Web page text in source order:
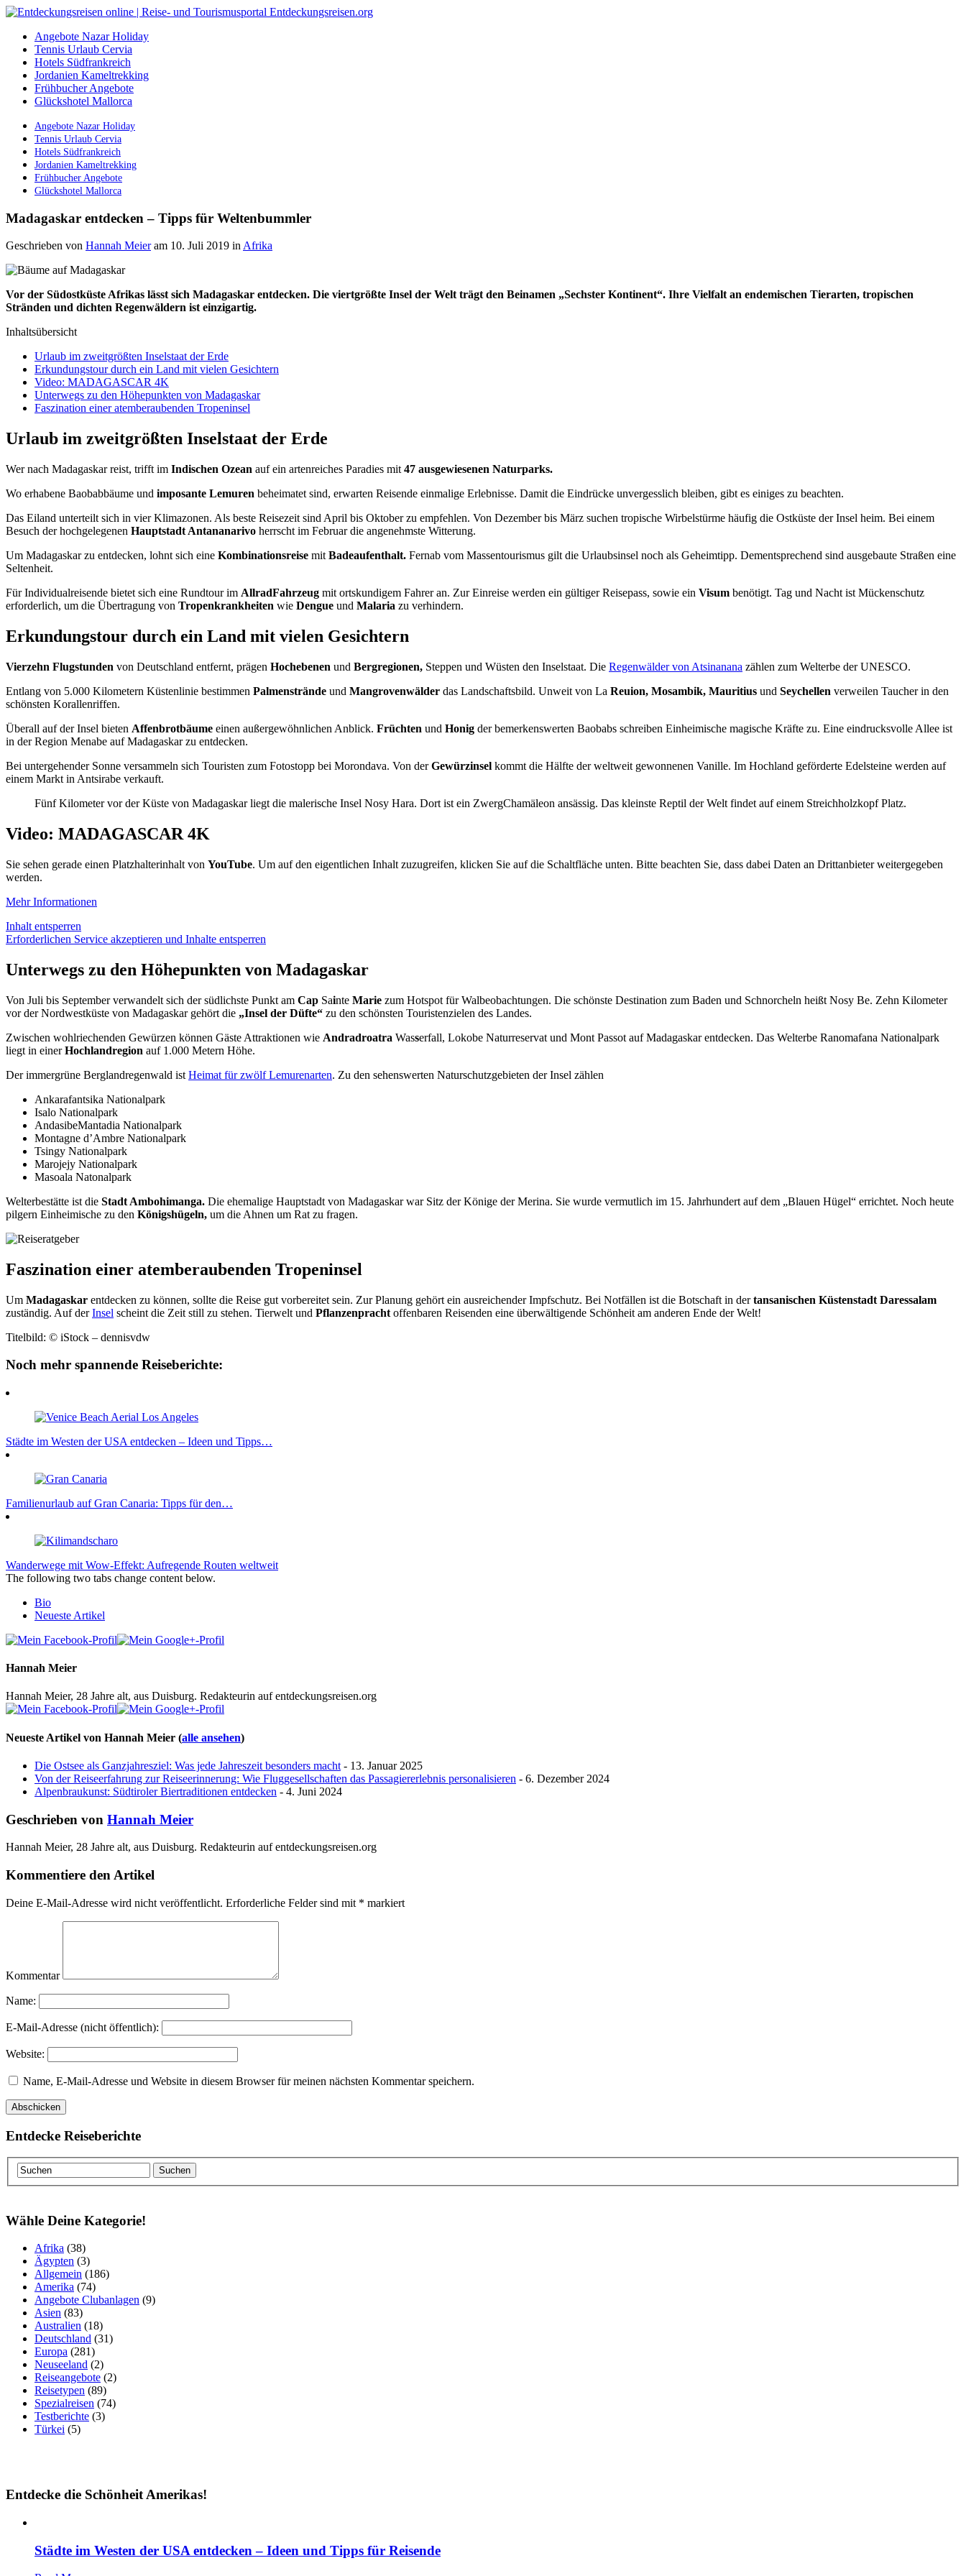
Angebote Nazar Holiday
Tennis Urlaub Cervia
Hotels Südfrankreich
Jordanien Kameltrekking
Frühbucher Angebote
Glückshotel Mallorca
Angebote Nazar Holiday
Tennis Urlaub Cervia
Hotels Südfrankreich
Jordanien Kameltrekking
Frühbucher Angebote
Glückshotel Mallorca
Madagaskar entdecken – Tipps für Weltenbummler
Geschrieben von Hannah Meier am 10. Juli 2019 inAfrika
Vor der Südostküste Afrikas lässt sich Madagaskar entdecken. Die viertgrößte Insel der Welt trägt den Beinamen „Sechster Kontinent“. Ihre Vielfalt an endemischen Tierarten, tropischen
Stränden und dichten Regenwäldern ist einzigartig.
Inhaltsübersicht
Urlaub im zweitgrößten Inselstaat der Erde
Erkundungstour durch ein Land mit vielen Gesichtern
Video: MADAGASCAR 4K
Unterwegs zu den Höhepunkten von Madagaskar
Faszination einer atemberaubenden Tropeninsel
Urlaub im zweitgrößten Inselstaat der Erde
Wer nach Madagaskar reist, trifft im Indischen Ozean auf ein artenreiches Paradies mit 47 ausgewiesenen Naturparks.
Wo erhabene Baobabbäume und imposante Lemuren beheimatet sind, erwarten Reisende einmalige Erlebnisse. Damit die Eindrücke unvergesslich bleiben, gibt es einiges zu beachten.
Das Eiland unterteilt sich in vier Klimazonen. Als beste Reisezeit sind April bis Oktober zu empfehlen. Von Dezember bis März suchen tropische Wirbelstürme häufig die Ostküste der Insel heim. Bei einem
Besuch der hochgelegenen Hauptstadt Antananarivo herrscht im Februar die angenehmste Witterung.
Um Madagaskar zu entdecken, lohnt sich eine Kombinationsreise mit Badeaufenthalt. Fernab vom Massentourismus gilt die Urlaubsinsel noch als Geheimtipp. Dementsprechend sind ausgebaute Straßen eine
Seltenheit.
Für Individualreisende bietet sich eine Rundtour im AllradFahrzeug mit ortskundigem Fahrer an. Zur Einreise werden ein gültiger Reisepass, sowie ein Visum benötigt. Tag und Nacht ist Mückenschutz
erforderlich, um die Übertragung von Tropenkrankheiten wie Dengue und Malaria zu verhindern.
Erkundungstour durch ein Land mit vielen Gesichtern
Vierzehn Flugstunden von Deutschland entfernt, prägen Hochebenen und Bergregionen, Steppen und Wüsten den Inselstaat. Die Regenwälder von Atsinanana zählen zum Welterbe der UNESCO.
Entlang von 5.000 Kilometern Küstenlinie bestimmen Palmenstrände und Mangrovenwälder das Landschaftsbild. Unweit von La Reuion, Mosambik, Mauritius und Seychellen verweilen Taucher in den
schönsten Korallenriffen.
Überall auf der Insel bieten Affenbrotbäume einen außergewöhnlichen Anblick. Früchten und Honig der bemerkenswerten Baobabs schreiben Einheimische magische Kräfte zu. Eine eindrucksvolle Allee ist
in der Region Menabe auf Madagaskar zu entdecken.
Bei untergehender Sonne versammeln sich Touristen zum Fotostopp bei Morondava. Von derGewürzinsel kommt die Hälfte der weltweit gewonnenen Vanille. Im Hochland geförderte Edelsteine werden auf
einem Markt in Antsirabe verkauft.
Fünf Kilometer vor der Küste von Madagaskar liegt die malerische Insel Nosy Hara. Dort ist ein ZwergChamäleon ansässig. Das kleinste Reptil der Welt findet auf einem Streichholzkopf Platz.
Video: MADAGASCAR 4K
Sie sehen gerade einen Platzhalterinhalt von YouTube. Um auf den eigentlichen Inhalt zuzugreifen, klicken Sie auf die Schaltfläche unten. Bitte beachten Sie, dass dabei Daten an Drittanbieter weitergegeben
werden.
Mehr Informationen
Inhalt entsperren
Erforderlichen Service akzeptieren und Inhalte entsperren
Unterwegs zu den Höhepunkten von Madagaskar
Von Juli bis September verwandelt sich der südlichste Punkt am Cap Sainte Marie zum Hotspot für Walbeobachtungen. Die schönste Destination zum Baden und Schnorcheln heißt Nosy Be. Zehn Kilometer
vor der Nordwestküste von Madagaskar gehört die „Insel der Düfte“ zu den schönsten Touristenzielen des Landes.
Zwischen wohlriechenden Gewürzen können Gäste Attraktionen wie Andradroatra Wasserfall, Lokobe Naturreservat und Mont Passot auf Madagaskar entdecken. Das Welterbe Ranomafana Nationalpark
liegt in einerHochlandregion auf 1.000 Metern Höhe.
Der immergrüne Berglandregenwald ist Heimat für zwölf Lemurenarten. Zu den sehenswerten Naturschutzgebieten der Insel zählen
Ankarafantsika Nationalpark
Isalo Nationalpark
AndasibeMantadia Nationalpark
Montagne d’Ambre Nationalpark
Tsingy Nationalpark
Marojejy Nationalpark
Masoala Natonalpark
Welterbestätte ist die Stadt Ambohimanga. Die ehemalige Hauptstadt von Madagaskar war Sitz der Könige der Merina. Sie wurde vermutlich im 15. Jahrhundert auf dem „Blauen Hügel“ errichtet. Noch heute
pilgern Einheimische zu den Königshügeln, um die Ahnen um Rat zu fragen.
Faszination einer atemberaubenden Tropeninsel
Um Madagaskar entdecken zu können, sollte die Reise gut vorbereitet sein. Zur Planung gehört ein ausreichender Impfschutz. Bei Notfällen ist die Botschaft in dertansanischen Küstenstadt Daressalam
zuständig. Auf derInsel scheint die Zeit still zu stehen. Tierwelt und Pflanzenpracht offenbaren Reisenden eine überwältigende Schönheit am anderen Ende der Welt!
Titelbild: © iStock – dennisvdw
Noch mehr spannende Reiseberichte:
Städte im Westen der USA entdecken – Ideen und Tipps…
Familienurlaub auf Gran Canaria: Tipps für den…
Wanderwege mit Wow-Effekt: Aufregende Routen weltweit
The following two tabs change content below.
Bio
Neueste Artikel
Hannah Meier
Hannah Meier, 28 Jahre alt, aus Duisburg. Redakteurin auf entdeckungsreisen.org
Neueste Artikel von Hannah Meier (alle ansehen)
Die Ostsee als Ganzjahresziel: Was jede Jahreszeit besonders macht - 13. Januar 2025
Von der Reiseerfahrung zur Reiseerinnerung: Wie Fluggesellschaften das Passagiererlebnis personalisieren - 6. Dezember 2024
Alpenbraukunst: Südtiroler Biertraditionen entdecken - 4. Juni 2024
Geschrieben von Hannah Meier
Hannah Meier, 28 Jahre alt, aus Duisburg. Redakteurin auf entdeckungsreisen.org
Kommentiere den Artikel
Deine E-Mail-Adresse wird nicht veröffentlicht. Erforderliche Felder sind mit * markiert
Kommentar
Name:
E-Mail-Adresse (nicht öffentlich):
Website:
Name, E-Mail-Adresse und Website in diesem Browser für meinen nächsten Kommentar speichern.
Entdecke Reiseberichte
Wähle Deine Kategorie!
Afrika (38)
Ägypten (3)
Allgemein (186)
Amerika (74)
Angebote Clubanlagen (9)
Asien (83)
Australien (18)
Deutschland (31)
Europa (281)
Neuseeland (2)
Reiseangebote (2)
Reisetypen (89)
Spezialreisen (74)
Testberichte (3)
Türkei (5)
Entdecke die Schönheit Amerikas!
Städte im Westen der USA entdecken – Ideen und Tipps für Reisende